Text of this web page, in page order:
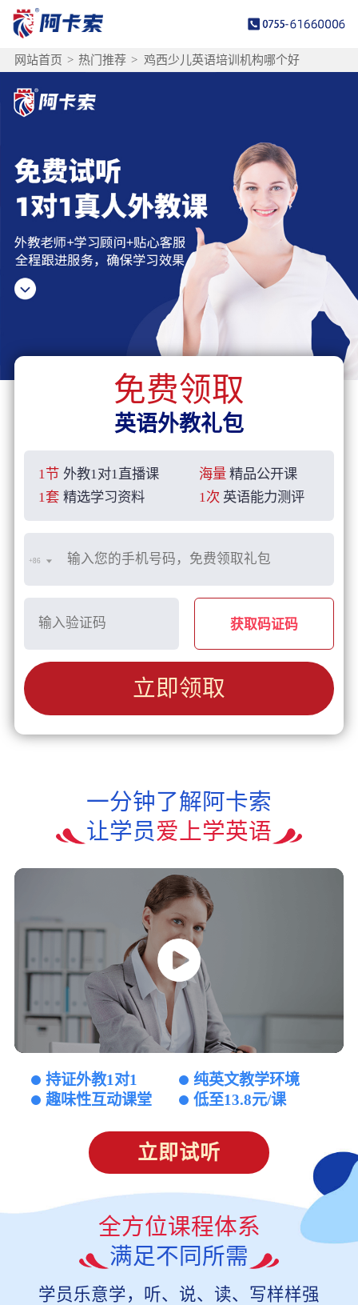
网站首页 > 热门推荐 > 鸡西少儿英语培训机构哪个好
免费领取
英语外教礼包
1节 外教1对1直播课 海量 精品公开课
1套 精选学习资料 1次 英语能力测评
+86
获取码证码
立即领取
一分钟了解阿卡索
让学员爱上学英语
持证外教1对1
纯英文教学环境
趣味性互动课堂
低至13.8元/课
立即试听
全方位课程体系
满足不同所需
学员乐意学，听、说、读、写样样强